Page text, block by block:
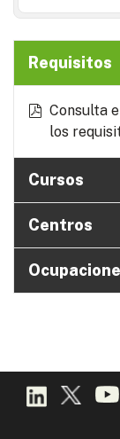
Requisitos
Consulta
los
Cursos
Centros